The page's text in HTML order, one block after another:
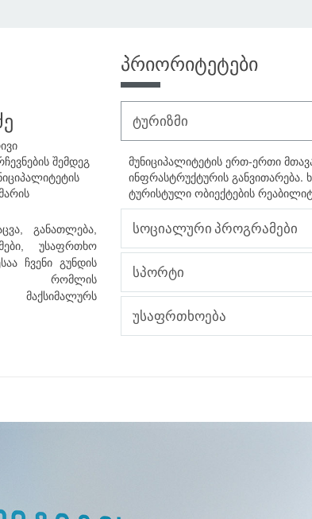
შემდეგ
განათლება,
უსაფრთხო
ჩვენი გუნდის
რომლის
მაქსიმალურს
პრიორიტეტები
ტურიზმი
მუნიციპალიტეტის ერთ-ერთი
ინფრასტრუქტურის განვითარება.
ტურისტული ობიექტების
სოციალური პროგრამები
სპორტი
უსაფრთხოება